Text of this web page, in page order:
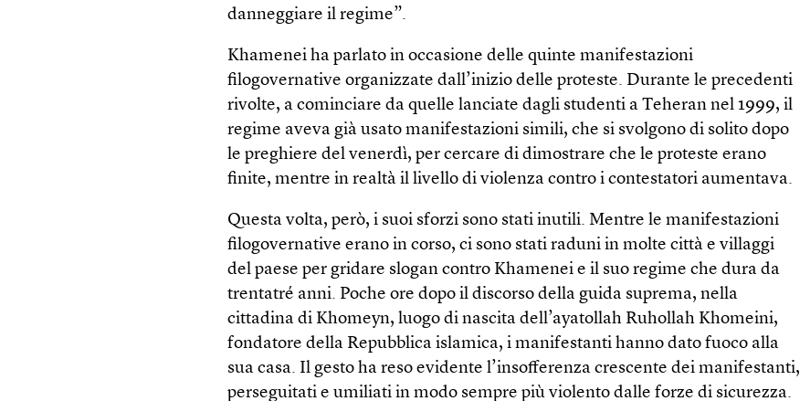
danneggiare il regime”.
Khamenei ha parlato in occasione delle quinte manifestazioni
filogovernative organizzate dall’inizio delle proteste. Durante le precedenti
rivolte, a cominciare da quelle lanciate dagli studenti a Teheran nel 1999, il
regime aveva già usato manifestazioni simili, che si svolgono di solito dopo
le preghiere del venerdì, per cercare di dimostrare che le proteste erano
finite, mentre in realtà il livello di violenza contro i contestatori aumentava.
Questa volta, però, i suoi sforzi sono stati inutili. Mentre le manifestazioni
filogovernative erano in corso, ci sono stati raduni in molte città e villaggi
del paese per gridare slogan contro Khamenei e il suo regime che dura da
trentatré anni. Poche ore dopo il discorso della guida suprema, nella
cittadina di Khomeyn, luogo di nascita dell’ayatollah Ruhollah Khomeini,
fondatore della Repubblica islamica, i manifestanti hanno dato fuoco alla
sua casa. Il gesto ha reso evidente l’insofferenza crescente dei manifestanti,
perseguitati e umiliati in modo sempre più violento dalle forze di sicurezza.